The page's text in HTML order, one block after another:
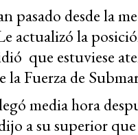
pasado desde la
actualizó la
que estuviese
la Fuerza de
media hora
a su superior